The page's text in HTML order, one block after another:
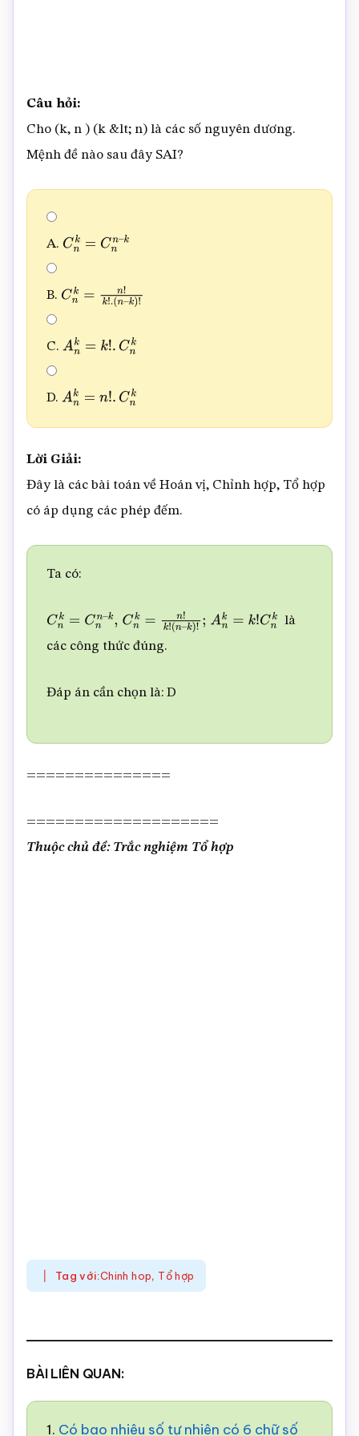
Câu hỏi:
Cho (k, n ) (k &lt; n) là các số nguyên dương.
Mệnh đề nào sau đây SAI?
A. Cn k= Cnn
B. Cn k= n!k!.(n–
C. An k= k!.Cnk
D. An k= n!.Cnk
Lời Giải:
Đây là các bài toán về Hoán vị, Chỉnh hợp, Tổ hợp
có áp dụng các phép đếm.
Ta có:
Cn k= Cnn k ,Cn k= n!k!(n–
k)!; Ank= k!Cn k
là
các công thức đúng.
Đáp án cần chọn là: D
===============
====================
Thuộc chủ đề: Trắc nghiệm Tổ hợp
Tag với:Chinh hop, Tổ hợp
BÀI LIÊN QUAN:
1. Có bao nhiêu số tự nhiên có 6 chữ số